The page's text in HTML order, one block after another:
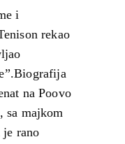
i
rekao
na Poovo
sa majkom
rano